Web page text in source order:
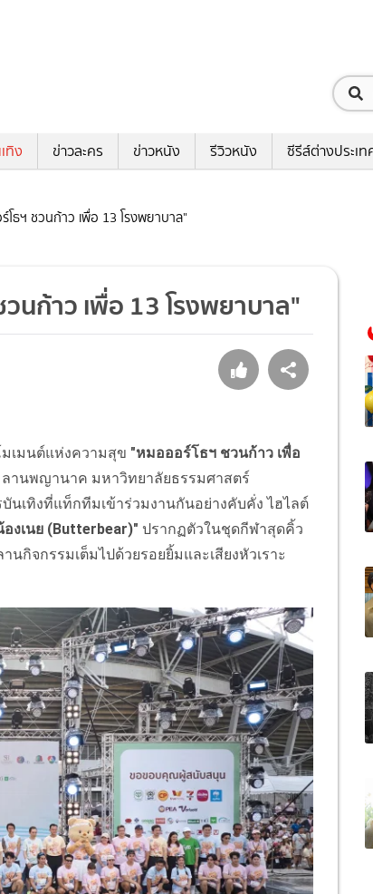
ทิง ข่าวละคร ข่าวหนัง รีวิวหนัง ซีรีส์ต่างประเท
ธฯ ชวนก้าว เพื่อ 13 โรงพยาบาล"
นก้าว เพื่อ 13 โรงพยาบาล"
เมนต์แห่งความสุข "หมอออร์โธฯ ชวนก้าว เพื่อ
านพญานาค มหาวิทยาลัยธรรมศาสตร์
เทิงที่แท็กทีมเข้าร่วมงานกันอย่างคับคั่ง ไฮไลต์
องเนย (Butterbear)" ปรากฏตัวในชุดกีฬาสุดคิ้ว
กิจกรรมเต็มไปด้วยรอยยิ้มและเสียงหัวเราะ